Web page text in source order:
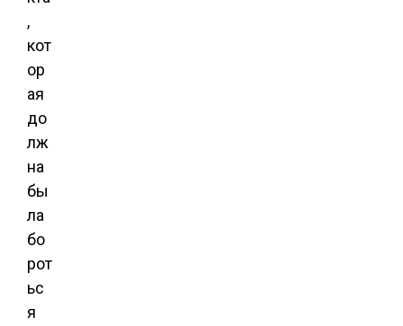
,
кот
ор
ая
до
лж
на
бы
ла
бо
рот
ьс
я